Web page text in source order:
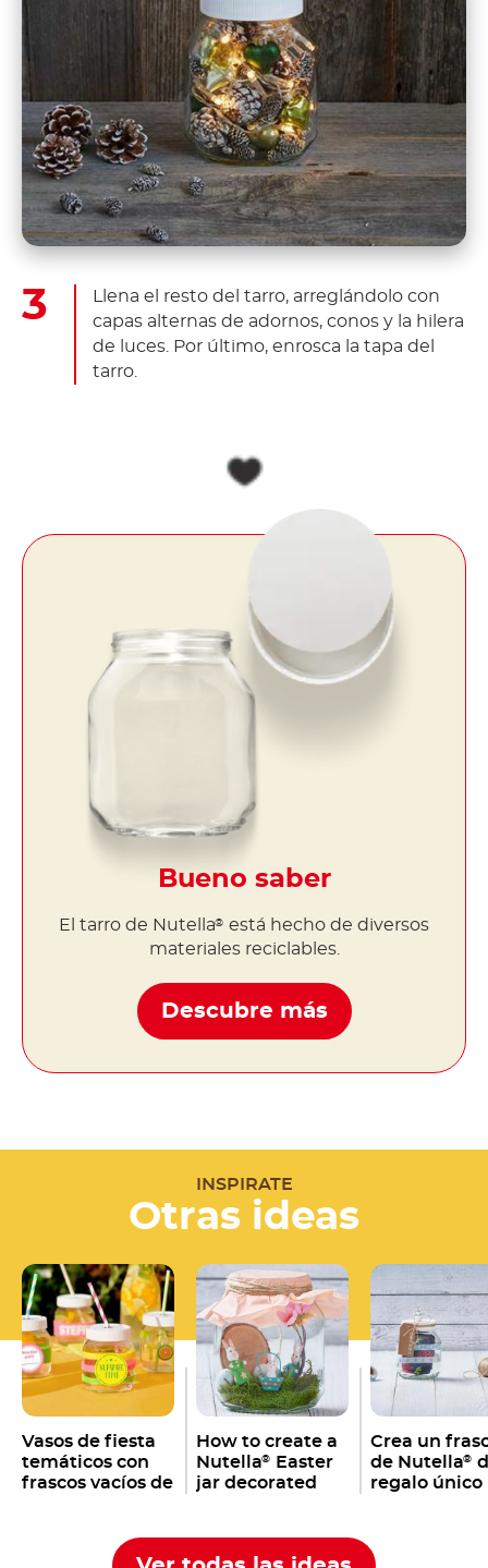
Llena el resto del tarro, arreglándolo con
capas alternas de adornos, conos y la hilera
de luces. Por último, enrosca la tapa del
tarro.
Bueno saber
El tarro de Nutella® está hecho de diversos
materiales reciclables.
Descubre más
INSPIRATE
Otras ideas
Vasos de fiesta
temáticos con
frascos vacíos de
How to create a
Nutella® Easter
jar decorated
Crea un
de Nutella®
regalo único